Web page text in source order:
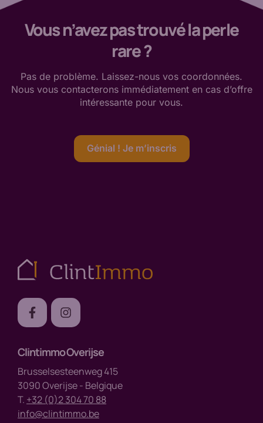
Vous n’avez pas trouvé la perle
rare ?
Pas de problème. Laissez-nous vos coordonnées.
Nous vous contacterons immédiatement en cas d’offre
intéressante pour vous.
Génial ! Je m’inscris
Clintimmo Overijse
Brusselsesteenweg 415
3090 Overijse - Belgique
T. +32 (0)2 304 70 88
info@clintimmo.be